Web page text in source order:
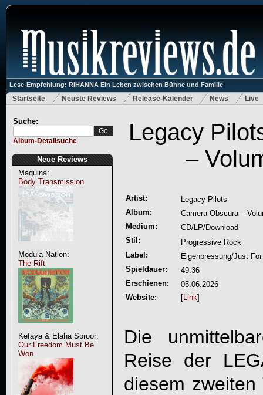
Lese-Empfehlung: RIHANNA Ein Leben zwischen Bühne und Familie
Startseite Neuste Reviews Release-Kalender News Live
Suche:
Album-Detailsuche
Neue Reviews
Maquina:
Body Transmission
Modula Nation:
The Rift
Kefaya & Elaha Soroor:
Our Freedom Must Be
Won
Legacy
–
Artist:
Legacy Pilots
Album:
Camera Obscura –
Medium:
CD/LP/Download
Stil:
Progressive Rock
Label:
Eigenpressung/Just
Spieldauer:
49:36
Erschienen:
05.06.2026
Website:
[Link]
Die
Reise der
diesem